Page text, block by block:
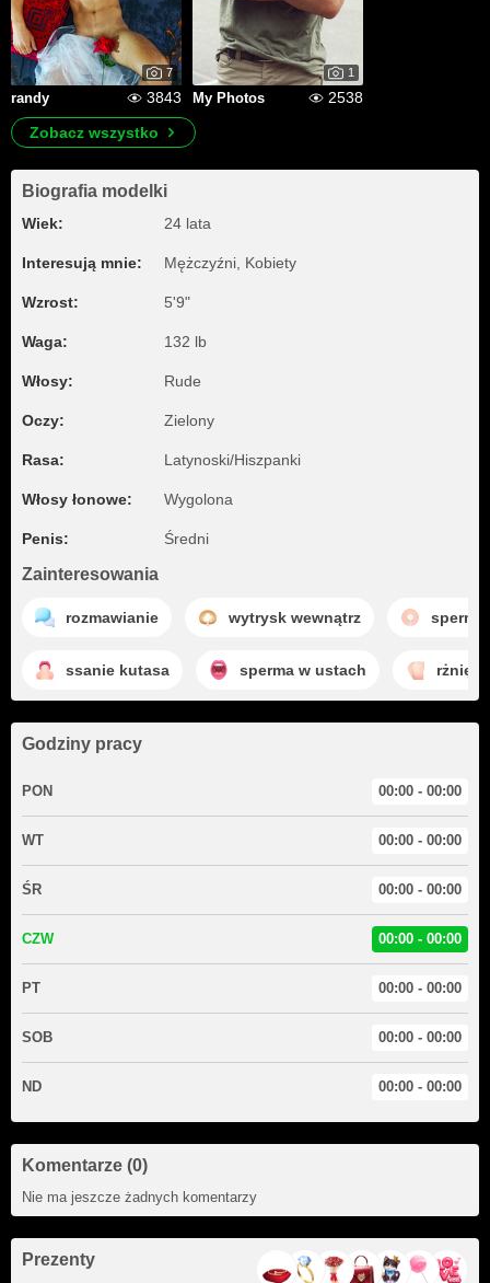
7
randy 3843
1
My Photos
2538
Zobacz wszystko
Biografia modelki
Wiek: 24 lata
Interesują mnie: Mężczyźni, Kobiety
Wzrost: 5'9"
Waga: 132 lb
Włosy: Rude
Oczy: Zielony
Rasa: Latynoski/Hiszpanki
Włosy łonowe: Wygolona
Penis: Średni
Zainteresowania
rozmawianie wytrysk wewnątrz
ssanie kutasa sperma w ustach
Godziny pracy
PON 00:00 - 00:00
WT 00:00 - 00:00
ŚR 00:00 - 00:00
CZW 00:00 - 00:00
PT 00:00 - 00:00
SOB 00:00 - 00:00
ND 00:00 - 00:00
Komentarze (0)
Nie ma jeszcze żadnych komentarzy
Prezenty